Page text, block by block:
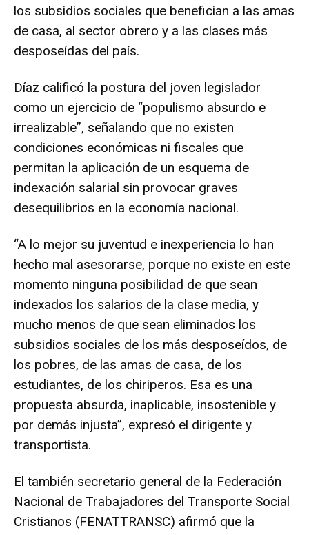
los subsidios sociales que benefician a las amas
de casa, al sector obrero y a las clases más
desposeídas del país.
Díaz calificó la postura del joven legislador
como un ejercicio de “populismo absurdo e
irrealizable”, señalando que no existen
condiciones económicas ni fiscales que
permitan la aplicación de un esquema de
indexación salarial sin provocar graves
desequilibrios en la economía nacional.
“A lo mejor su juventud e inexperiencia lo han
hecho mal asesorarse, porque no existe en este
momento ninguna posibilidad de que sean
indexados los salarios de la clase media, y
mucho menos de que sean eliminados los
subsidios sociales de los más desposeídos, de
los pobres, de las amas de casa, de los
estudiantes, de los chiriperos. Esa es una
propuesta absurda, inaplicable, insostenible y
por demás injusta”, expresó el dirigente y
transportista.
El también secretario general de la Federación
Nacional de Trabajadores del Transporte Social
Cristianos (FENATTRANSC) afirmó que la